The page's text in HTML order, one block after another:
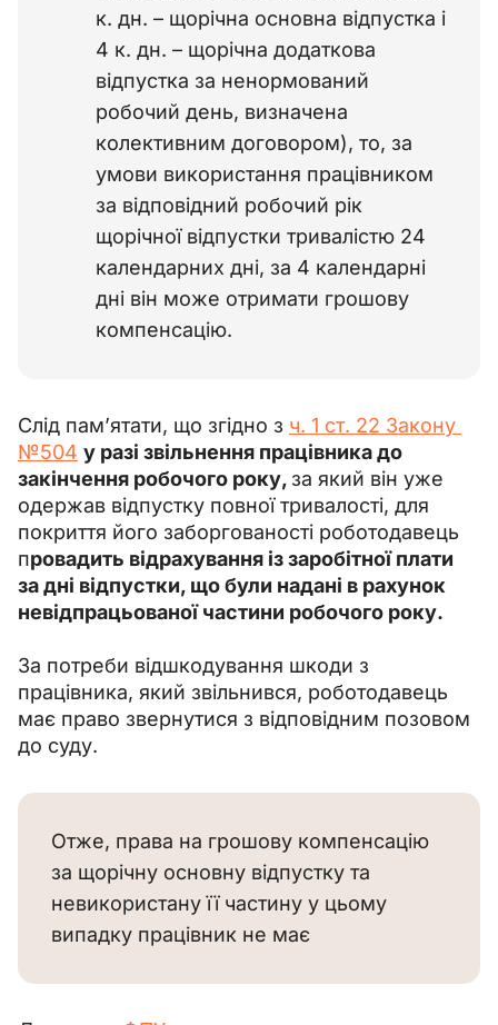
к. дн. – щорічна основна відпустка і
4 к. дн. – щорічна додаткова
відпустка за ненормований
робочий день, визначена
колективним договором), то, за
умови використання працівником
за відповідний робочий рік
щорічної відпустки тривалістю 24
календарних дні, за 4 календарні
дні він може отримати грошову
компенсацію.
Слід пам’ятати, що згідно з ч. 1 ст. 22 Закону
№504 у разі звільнення працівника до
закінчення робочого року, за який він уже
одержав відпустку повної тривалості, для
покриття його заборгованості роботодавець
провадить відрахування із заробітної плати
за дні відпустки, що були надані в рахунок
невідпрацьованої частини робочого року.
За потреби відшкодування шкоди з
працівника, який звільнився, роботодавець
має право звернутися з відповідним позовом
до суду.
Отже, права на грошову компенсацію
за щорічну основну відпустку та
невикористану її частину у цьому
випадку працівник не має